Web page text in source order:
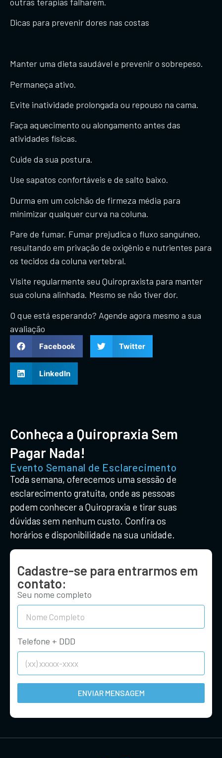
Dicas para prevenir dores nas costas
Manter uma dieta saudável e prevenir o sobrepeso.
Permaneça ativo.
Evite inatividade prolongada ou repouso na cama.
Faça aquecimento ou alongamento antes das
atividades físicas.
Cuide da sua postura.
Use sapatos confortáveis ​​e de salto baixo.
Durma em um colchão de firmeza média para
minimizar qualquer curva na coluna.
Pare de fumar. Fumar prejudica o fluxo sanguíneo,
resultando em privação de oxigênio e nutrientes para
os tecidos da coluna vertebral.
Visite regularmente seu Quiropraxista para manter
sua coluna alinhada. Mesmo se não tiver dor.
O que está esperando? Agende agora mesmo a sua
avaliação
Facebook Twitter
LinkedIn
Conheça a Quiropraxia Sem
Pagar Nada!
Evento Semanal de Esclarecimento
Toda semana, oferecemos uma sessão de
esclarecimento gratuita, onde as pessoas
podem conhecer a Quiropraxia e tirar suas
dúvidas sem nenhum custo. Confira os
horários e disponibilidade na sua unidade.
Cadastre-se para entrarmos em
contato:
Seu nome completo
Telefone + DDD
ENVIAR MENSAGEM